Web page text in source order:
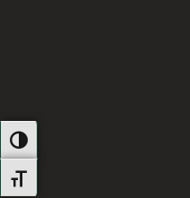
Alternar Alto Contraste
Alternar Tamaño De Letra